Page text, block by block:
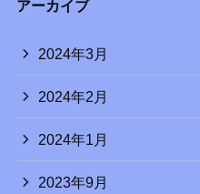
アーカイブ
2024年3月
2024年2月
2024年1月
2023年9月